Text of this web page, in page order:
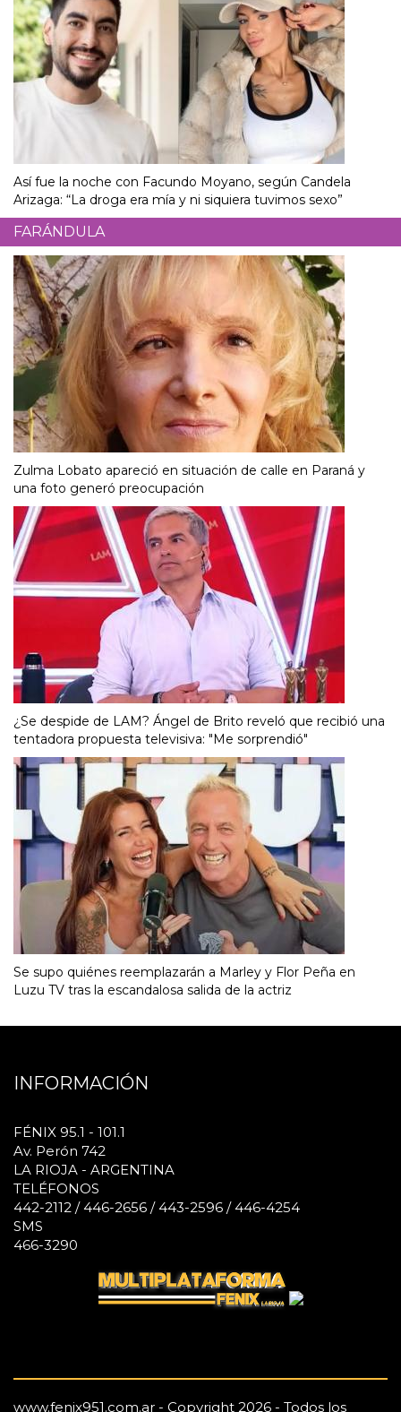
Así fue la noche con Facundo Moyano, según Candela
Arizaga: “La droga era mía y ni siquiera tuvimos sexo”
FARÁNDULA
Zulma Lobato apareció en situación de calle en Paraná y
una foto generó preocupación
¿Se despide de LAM? Ángel de Brito reveló que recibió una
tentadora propuesta televisiva: "Me sorprendió"
Se supo quiénes reemplazarán a Marley y Flor Peña en
Luzu TV tras la escandalosa salida de la actriz
INFORMACIÓN
FÉNIX 95.1 - 101.1
Av. Perón 742
LA RIOJA - ARGENTINA
TELÉFONOS
442-2112 / 446-2656 / 443-2596 / 446-4254
SMS
466-3290
www.fenix951.com.ar - Copyright 2026 - Todos los